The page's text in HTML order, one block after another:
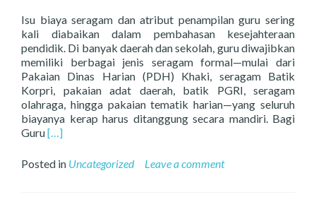
Etis
atau
Tuntutan
Ekonomi?
Isu biaya seragam dan atribut penampilan guru sering
kali diabaikan dalam pembahasan kesejahteraan
pendidik. Di banyak daerah dan sekolah, guru diwajibkan
memiliki berbagai jenis seragam formal—mulai dari
Pakaian Dinas Harian (PDH) Khaki, seragam Batik
Korpri, pakaian adat daerah, batik PGRI, seragam
olahraga, hingga pakaian tematik harian—yang seluruh
biayanya kerap harus ditanggung secara mandiri. Bagi
GuruRead
about
[…]
Posted in Uncategorized Leave a comment